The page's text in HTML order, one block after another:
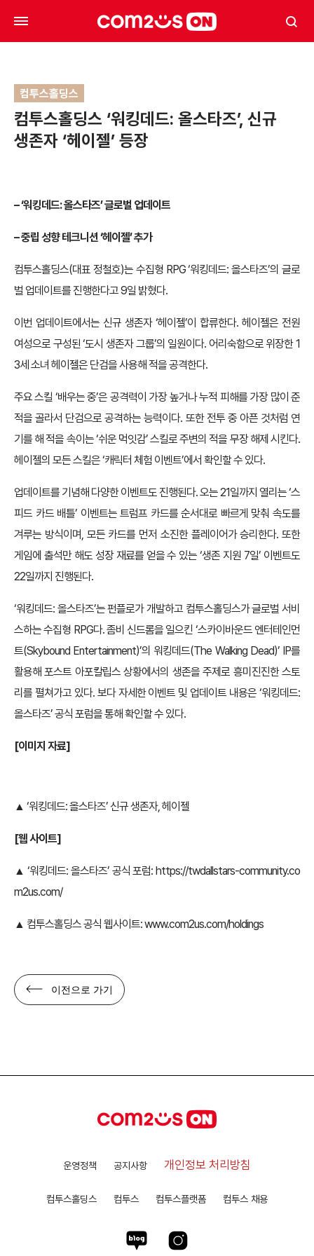
컴투스홀딩스
컴투스홀딩스 ‘워킹데드: 올스타즈’, 신규
생존자 ‘헤이젤’ 등장
– ‘워킹데드: 올스타즈’ 글로벌 업데이트
– 중립 성향 테크니션 ‘헤이젤’ 추가
컴투스홀딩스(대표 정철호)는 수집형 RPG ‘워킹데드: 올스타즈’의 글로
벌 업데이트를 진행한다고 9일 밝혔다.
이번 업데이트에서는 신규 생존자 ‘헤이젤’이 합류한다. 헤이젤은 전원
여성으로 구성된 ‘도시 생존자 그룹’의 일원이다. 어리숙함으로 위장한 1
3세 소녀 헤이젤은 단검을 사용해 적을 공격한다.
주요 스킬 ‘배우는 중’은 공격력이 가장 높거나 누적 피해를 가장 많이 준
적을 골라서 단검으로 공격하는 능력이다. 또한 전투 중 아픈 것처럼 연
기를 해 적을 속이는 ‘쉬운 먹잇감’ 스킬로 주변의 적을 무장 해제 시킨다.
헤이젤의 모든 스킬은 ‘캐릭터 체험 이벤트’에서 확인할 수 있다.
업데이트를 기념해 다양한 이벤트도 진행된다. 오는 21일까지 열리는 ‘스
피드 카드 배틀’ 이벤트는 트럼프 카드를 순서대로 빠르게 맞춰 속도를
겨루는 방식이며, 모든 카드를 먼저 소진한 플레이어가 승리한다. 또한
게임에 출석만 해도 성장 재료를 얻을 수 있는 ‘생존 지원 7일’ 이벤트도
22일까지 진행된다.
‘워킹데드: 올스타즈’는 펀플로가 개발하고 컴투스홀딩스가 글로벌 서비
스하는 수집형 RPG다. 좀비 신드롬을 일으킨 ‘스카이바운드 엔터테인먼
트(Skybound Entertainment)’의 워킹데드(The Walking Dead)’ IP를
활용해 포스트 아포칼립스 상황에서의 생존을 주제로 흥미진진한 스토
리를 펼쳐가고 있다. 보다 자세한 이벤트 및 업데이트 내용은 ‘워킹데드:
올스타즈’ 공식 포럼을 통해 확인할 수 있다.
[이미지 자료]
▲ ‘워킹데드: 올스타즈’ 신규 생존자, 헤이젤
[웹 사이트]
▲ ‘워킹데드: 올스타즈’ 공식 포럼: https://twdallstars-community.co
m2us.com/
▲ 컴투스홀딩스 공식 웹사이트:www.com2us.com/holdings
이전으로 가기
운영정책 공지사항 개인정보 처리방침
컴투스홀딩스 컴투스 컴투스플랫폼 컴투스 채용